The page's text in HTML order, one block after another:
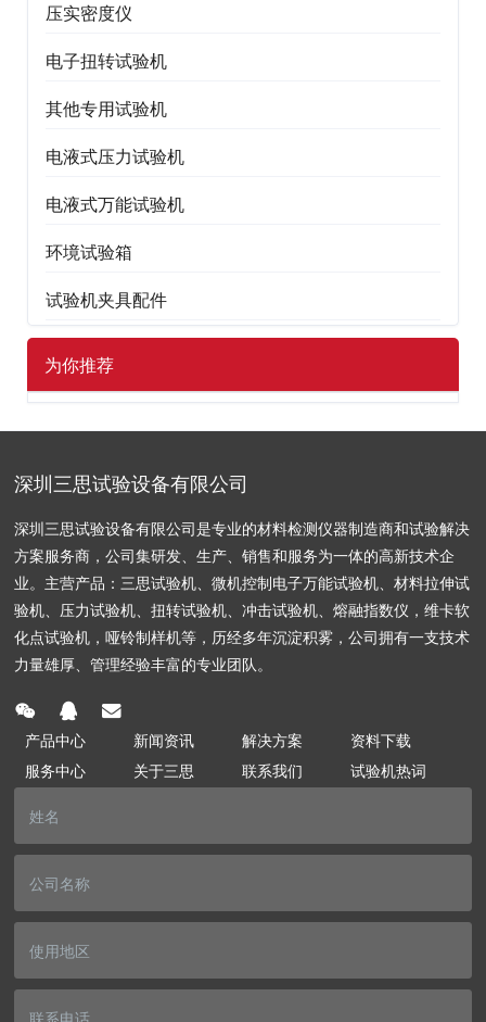
压实密度仪
电子扭转试验机
其他专用试验机
电液式压力试验机
电液式万能试验机
环境试验箱
试验机夹具配件
为你推荐
深圳三思试验设备有限公司
深圳三思试验设备有限公司是专业的材料检测仪器制造商和试验解决
方案服务商，公司集研发、生产、销售和服务为一体的高新技术企
业。主营产品：三思试验机、微机控制电子万能试验机、材料拉伸试
验机、压力试验机、扭转试验机、冲击试验机、熔融指数仪，维卡软
化点试验机，哑铃制样机等，历经多年沉淀积雾，公司拥有一支技术
力量雄厚、管理经验丰富的专业团队。
产品中心 新闻资讯 解决方案
资料下载
服务中心
关于三思 联系我们 试验机热词